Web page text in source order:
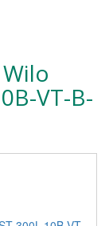
VT-B-